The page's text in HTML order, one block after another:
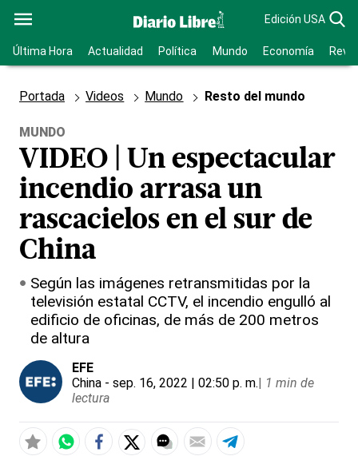
Edición USA
Última Hora Actualidad Política Mundo Economía
Portada Videos Mundo Resto del mundo
MUNDO
VIDEO | Un espectacular
incendio arrasa un
rascacielos en el sur de
China
Según las imágenes retransmitidas por la
televisión estatal CCTV, el incendio engulló al
edificio de oficinas, de más de 200 metros
de altura
EFE
China - sep. 16, 2022 | 02:50 p. m.| 1 min de
lectura